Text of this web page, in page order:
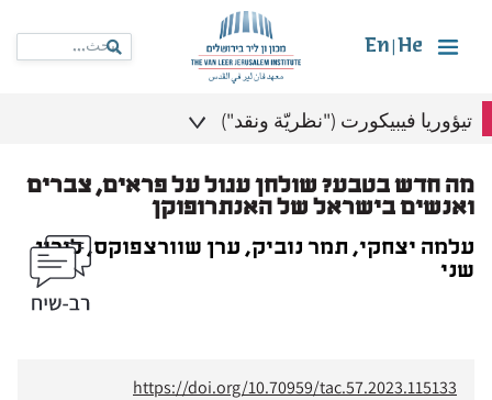
He
En
تيؤوريا فيبيكورت ("نظريّة ونقد")
מה חדש בטבע? שולחן עגול על פראים, צברים
ואנשים בישראל של האנתרופוקן
עלמה יצחקי, תמר נוביק, ערן שוורצפוקס, לירון
שני
https://doi.org/10.70959/tac.57.2023.115133